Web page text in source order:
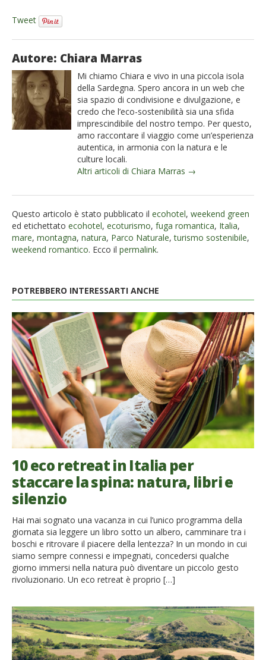
Tweet
Autore: Chiara Marras
Mi chiamo Chiara e vivo in una piccola isola
della Sardegna. Spero ancora in un web che
sia spazio di condivisione e divulgazione, e
credo che l’eco-sostenibilità sia una sfida
imprescindibile del nostro tempo. Per questo,
amo raccontare il viaggio come un’esperienza
autentica, in armonia con la natura e le
culture locali.
Altri articoli di Chiara Marras →
Questo articolo è stato pubblicato il ecohotel, weekend green
ed etichettato ecohotel, ecoturismo, fuga romantica, Italia,
mare, montagna, natura, Parco Naturale,turismo sostenibile,
weekend romantico. Ecco il permalink.
POTREBBERO INTERESSARTI ANCHE
10 eco retreat in Italia per
staccare la spina: natura, libri e
silenzio
Hai mai sognato una vacanza in cui l’unico programma della
giornata sia leggere un libro sotto un albero, camminare tra i
boschi e ritrovare il piacere della lentezza? In un mondo in cui
siamo sempre connessi e impegnati, concedersi qualche
giorno immersi nella natura può diventare un piccolo gesto
rivoluzionario. Un eco retreat è proprio […]